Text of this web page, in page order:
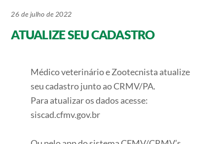
26 de julho de 2022
ATUALIZE SEU CADASTRO
Médico veterinário e Zootecnista atualize
seu cadastro junto ao CRMV/PA.
Para atualizar os dados acesse:
siscad.cfmv.gov.br